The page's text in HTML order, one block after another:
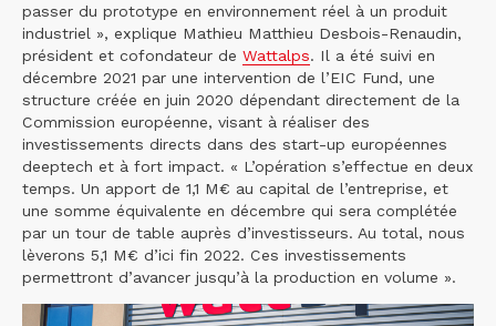
passer du prototype en environnement réel à un produit
industriel », explique Mathieu Matthieu Desbois-Renaudin,
président et cofondateur de Wattalps. Il a été suivi en
décembre 2021 par une intervention de l’EIC Fund, une
structure créée en juin 2020 dépendant directement de la
Commission européenne, visant à réaliser des
investissements directs dans des start-up européennes
deeptech et à fort impact. « L’opération s’effectue en deux
temps. Un apport de 1,1 M€ au capital de l’entreprise, et
une somme équivalente en décembre qui sera complétée
par un tour de table auprès d’investisseurs. Au total, nous
lèverons 5,1 M€ d’ici fin 2022. Ces investissements
permettront d’avancer jusqu’à la production en volume ».